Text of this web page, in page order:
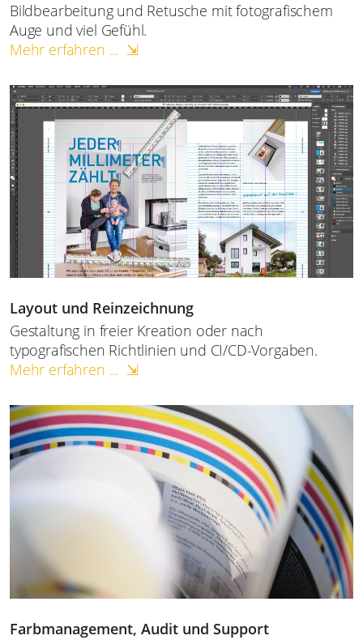
Bildbearbeitung und Retusche mit fotografischem
Auge und viel Gefühl.
Mehr erfahren ... ⇲
Layout und Reinzeichnung
Gestaltung in freier Kreation oder nach
typografischen Richtlinien und CI/CD-Vorgaben.
Mehr erfahren ... ⇲
Farbmanagement, Audit und Support